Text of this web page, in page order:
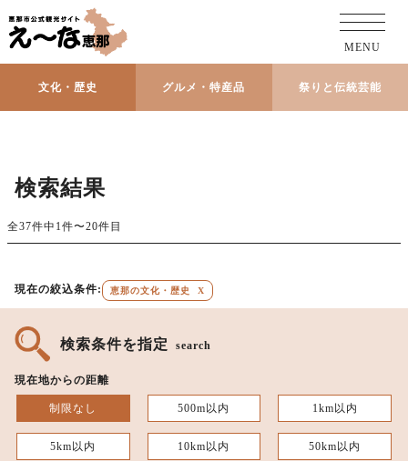
文化・歴史 グルメ・特産品 祭りと伝統芸能
MENU
検索結果
全37件中1件〜20件目
現在の絞込条件: 恵那の文化・歴史 X
検索条件を指定 search
現在地からの距離
制限なし 500m以内 1km以内
5km以内 10km以内 50km以内